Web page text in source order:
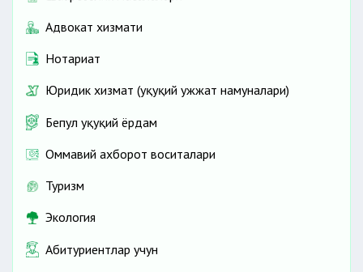
Адвокат хизмати
Нотариат
Юридик хизмат (ҳуқуқий ҳужжат намуналари)
Бепул ҳуқуқий ёрдам
Оммавий ахборот воситалари
Туризм
Экология
Абитуриентлар учун